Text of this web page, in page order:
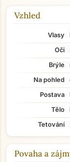
Vzhled
Vlasy
Oči
Brýle
Na pohled
Postava
Tělo
Tetování
Povaha a